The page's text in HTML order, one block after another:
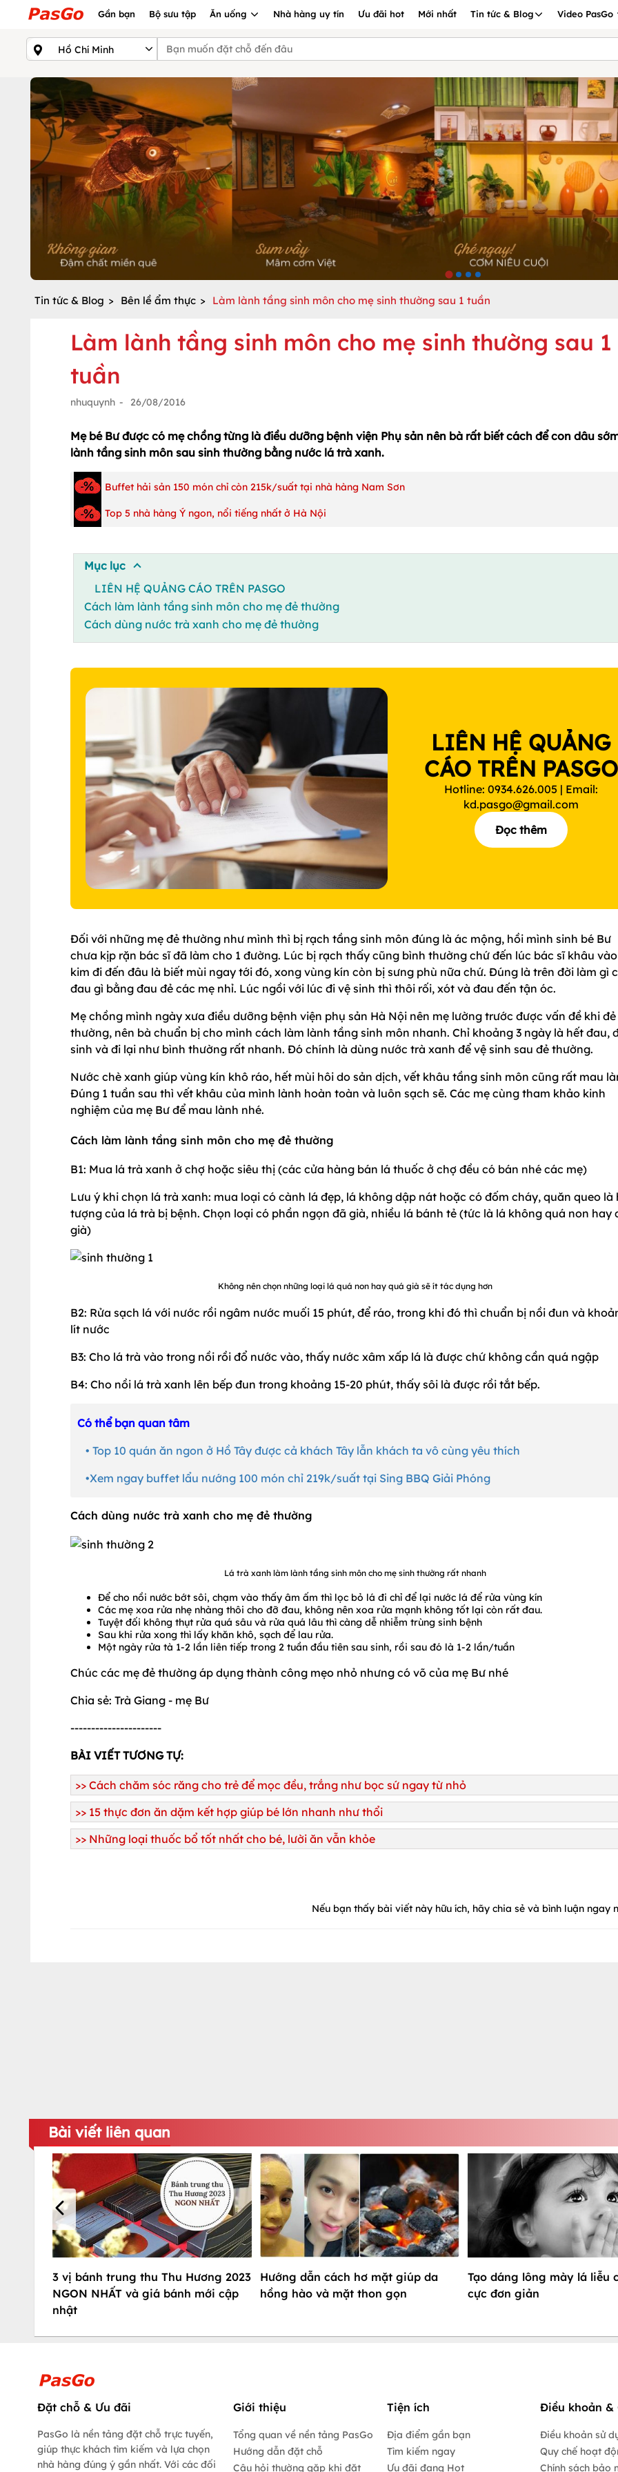
Gần bạn Bộ sưu tập Ăn uống Nhà hàng uy tín Ưu đãi hot Mới nhất Tin tức & Blog Video PasGo
Tin tức & Blog > Bên lề ẩm thực > Làm lành tầng sinh môn cho mẹ sinh thường sau 1 tuần
Làm lành tầng sinh môn cho mẹ sinh thường sau 1
tuần
nhuquynh - 26/08/2016
Mẹ bé Bư được có mẹ chồng từng là điều dưỡng bệnh viện Phụ sản nên bà rất biết cách để con dâu
lành tầng sinh môn sau sinh thường bằng nước lá trà xanh.
Buffet hải sản 150 món chỉ còn 215k/suất tại nhà hàng Nam Sơn
Top 5 nhà hàng Ý ngon, nổi tiếng nhất ở Hà Nội
Mục lục
LIÊN HỆ QUẢNG CÁO TRÊN PASGO
Cách làm lành tầng sinh môn cho mẹ đẻ thường
Cách dùng nước trà xanh cho mẹ đẻ thường
LIÊN HỆ QUẢNG
CÁO TRÊN PASGO
Hotline: 0934.626.005 | Email:
kd.pasgo@gmail.com
Đọc thêm
Đối với những mẹ đẻ thường như mình thì bị rạch tầng sinh môn đúng là ác mộng, hồi mình sinh bé Bư
chưa kịp rặn bác sĩ đã làm cho 1 đường. Lúc bị rạch thấy cũng bình thường chứ đến lúc bác sĩ khâu
kim đi đến đâu là biết mùi ngay tới đó, xong vùng kín còn bị sưng phù nữa chứ. Đúng là trên đời làm gì
đau gì bằng đau đẻ các mẹ nhỉ. Lúc ngồi với lúc đi vệ sinh thì thôi rối, xót và đau đến tận óc.
Mẹ chồng mình ngày xưa điều dưỡng bệnh viện phụ sản Hà Nội nên mẹ lường trước được vấn đề khi đẻ
thường, nên bà chuẩn bị cho mình cách làm lành tầng sinh môn nhanh. Chỉ khoảng 3 ngày là hết đau,
sinh và đi lại như bình thường rất nhanh. Đó chính là dùng nước trà xanh để vệ sinh sau đẻ thường.
Nước chè xanh giúp vùng kín khô ráo, hết mùi hôi do sản dịch, vết khâu tầng sinh môn cũng rất mau
Đúng 1 tuần sau thì vết khâu của mình lành hoàn toàn và luôn sạch sẽ. Các mẹ cùng tham khảo kinh
nghiệm của mẹ Bư để mau lành nhé.
Cách làm lành tầng sinh môn cho mẹ đẻ thường
B1: Mua lá trà xanh ở chợ hoặc siêu thị (các cửa hàng bán lá thuốc ở chợ đều có bán nhé các mẹ)
Lưu ý khi chọn lá trà xanh: mua loại có cành lá đẹp, lá không dập nát hoặc có đốm cháy, quăn queo là
tượng của lá trà bị bệnh. Chọn loại có phần ngọn đã già, nhiều lá bánh tẻ (tức là lá không quá non hay
già)
Không nên chọn những loại lá quá non hay quá già sẽ ít tác dụng hơn
B2: Rửa sạch lá với nước rồi ngâm nước muối 15 phút, để ráo, trong khi đó thì chuẩn bị nồi đun và
lít nước
B3: Cho lá trà vào trong nồi rồi đổ nước vào, thấy nước xâm xấp lá là được chứ không cần quá ngập
B4: Cho nồi lá trà xanh lên bếp đun trong khoảng 15-20 phút, thấy sôi là được rồi tắt bếp.
Có thể bạn quan tâm
• Top 10 quán ăn ngon ở Hồ Tây được cả khách Tây lẫn khách ta vô cùng yêu thích
•Xem ngay buffet lẩu nướng 100 món chỉ 219k/suất tại Sing BBQ Giải Phóng
Cách dùng nước trà xanh cho mẹ đẻ thường
Lá trà xanh làm lành tầng sinh môn cho mẹ sinh thường rất nhanh
Để cho nồi nước bớt sôi, chạm vào thấy âm ấm thì lọc bỏ lá đi chỉ để lại nước lá để rửa vùng kín
Các mẹ xoa rửa nhẹ nhàng thôi cho đỡ đau, không nên xoa rửa mạnh không tốt lại còn rất đau.
Tuyệt đối không thụt rửa quá sâu và rửa quá lâu thì càng dễ nhiễm trùng sinh bệnh
Sau khi rửa xong thì lấy khăn khô, sạch để lau rửa.
Một ngày rửa tà 1-2 lần liên tiếp trong 2 tuần đầu tiên sau sinh, rồi sau đó là 1-2 lần/tuần
Chúc các mẹ đẻ thường áp dụng thành công mẹo nhỏ nhưng có võ của mẹ Bư nhé
Chia sẻ: Trà Giang - mẹ Bư
----------------------
BÀI VIẾT TƯƠNG TỰ:
>> Cách chăm sóc răng cho trẻ để mọc đều, trắng như bọc sứ ngay từ nhỏ
>> 15 thực đơn ăn dặm kết hợp giúp bé lớn nhanh như thổi
>> Những loại thuốc bổ tốt nhất cho bé, lười ăn vẫn khỏe
Nếu bạn thấy bài viết này hữu ích, hãy chia sẻ và bình luận ngay
Bài viết liên quan
3 vị bánh trung thu Thu Hương 2023
NGON NHẤT và giá bánh mới cập
nhật
Hướng dẫn cách hơ mặt giúp da
hồng hào và mặt thon gọn
Tạo dáng lông mày lá liễu
cực đơn giản
Đặt chỗ & Ưu đãi
PasGo là nền tảng đặt chỗ trực tuyến,
giúp thực khách tìm kiếm và lựa chọn
nhà hàng đúng ý gần nhất. Với các đối
Giới thiệu
Tổng quan về nền tảng PasGo
Hướng dẫn đặt chỗ
Câu hỏi thường gặp khi đặt
Tiện ích
Địa điểm gần bạn
Tìm kiếm ngay
Ưu đãi đang Hot
Điều khoản &
Điều khoản sử
Quy chế hoạt
Chính sách bảo